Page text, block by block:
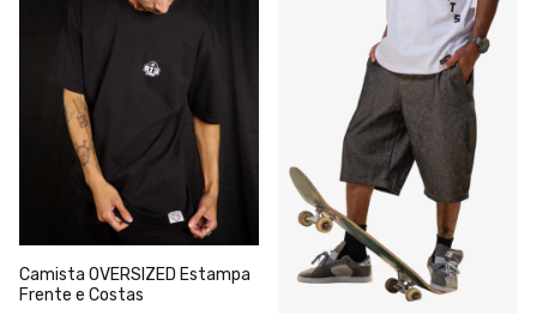
Camista OVERSIZED Estampa
Frente e Costas